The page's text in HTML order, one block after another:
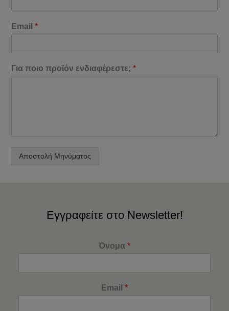
Email*
Για ποιο προϊόν ενδιαφέρεστε;*
Αποστολή Μηνύματος
Εγγραφείτε στο Newsletter!
Όνομα *
Email *